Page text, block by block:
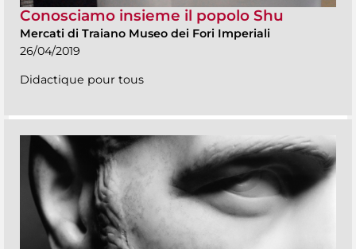
Conosciamo insieme il popolo Shu
Mercati di Traiano Museo dei Fori Imperiali
26/04/2019
Didactique pour tous